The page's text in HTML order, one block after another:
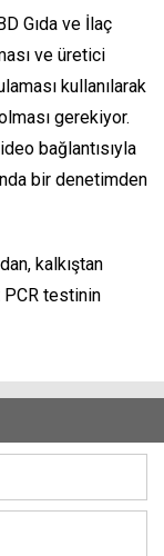
Gıda ve İlaç
ve üretici
kullanılarak
gerekiyor.
bağlantısıyla
bir denetimden
kalkıştan
PCR testinin